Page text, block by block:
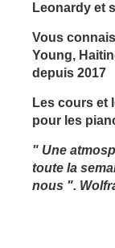
Leonardy et
Vous
Young,
depuis 2017
Les cours et
pour les
" Une
toute la
nous ".